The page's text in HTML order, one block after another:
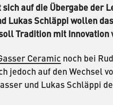
auf die Übergabe der
Lukas Schläppi wollen
Tradition mit Innovation
Ceramic noch bei
jedoch auf den Wechsel
und Lukas Schläppi